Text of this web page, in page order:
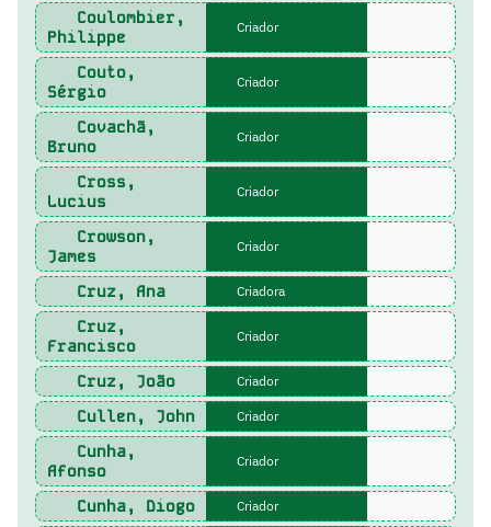
Coulombier,
Philippe
Criador
Couto,
Sérgio
Criador
Covachã,
Bruno
Criador
Cross,
Lucius
Criador
Crowson,
James
Criador
Cruz, Ana Criadora
Cruz,
Francisco
Criador
Cruz, João Criador
Cullen, John Criador
Cunha,
Afonso
Criador
Cunha, Diogo Criador